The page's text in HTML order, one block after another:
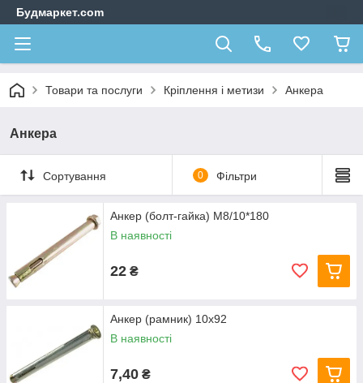
Будмаркет.com
Товари та послуги Кріплення і метизи Анкера
Анкера
Сортування 0 Фільтри
Анкер (болт-гайка) M8/10*180
В наявності
22 ₴
Анкер (рамник) 10х92
В наявності
7,40 ₴